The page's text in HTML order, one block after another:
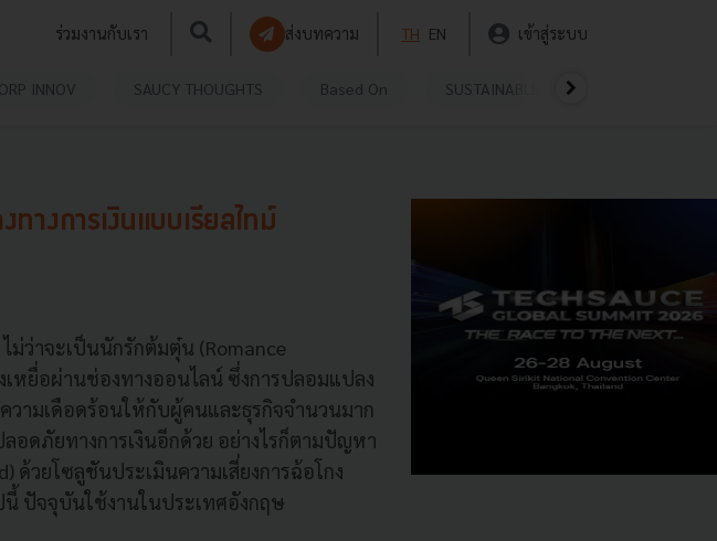
ร่วมงานกับเรา ส่งบทความ TH EN เข้าสู่ระบบ
INNOV SAUCY THOUGHTS Based On SUSTAINABLE
างการเงินแบบเรียลไทม์
ม่ว่าจะเป็นนักรักต้มตุ๋น (Romance
หยื่อผ่านช่องทางออนไลน์ ซึ่งการปลอมแปลง
วามเดือดร้อนให้กับผู้คนและธุรกิจจำนวนมาก
ดภัยทางการเงินอีกด้วย อย่างไรก็ตามปัญหา
ด้วยโซลูชันประเมินความเสี่ยงการฉ้อโกง
นี้ ปัจจุบันใช้งานในประเทศอังกฤษ